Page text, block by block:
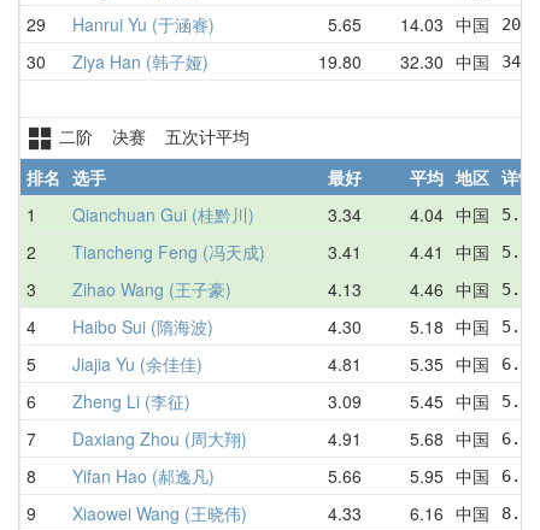
29 Hanrui Yu (于涵睿) 5.65 14.03 中国
30 Ziya Han (韩子娅) 19.80 32.30 中国
二阶 决赛 五次计平均
排名 选手 最好 平均 地区 详情
1
Qianchuan Gui (桂黔川) 3.34 4.04 中国
2 Tiancheng Feng (冯天成) 3.41 4.41 中国
3 Zihao Wang (王子豪) 4.13 4.46 中国
4 Haibo Sui (隋海波) 4.30 5.18 中国
5 Jiajia Yu (余佳佳) 4.81 5.35 中国
6 Zheng Li (李征) 3.09 5.45 中国
7 Daxiang Zhou (周大翔) 4.91 5.68 中国
8 Yifan Hao (郝逸凡) 5.66 5.95 中国
9 Xiaowei Wang (王晓伟) 4.33 6.16 中国